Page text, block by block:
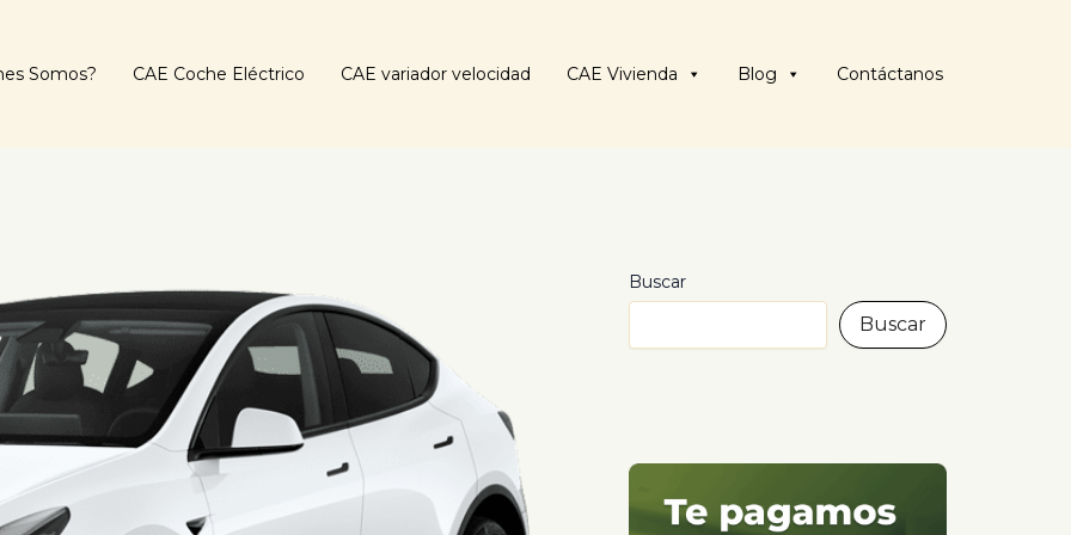
Somos? CAE Coche Eléctrico CAE variador velocidad CAE Vivienda Blog Contáctanos
Buscar
Buscar